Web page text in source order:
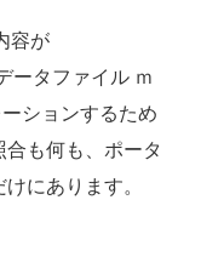
容が
ータファイル ｍ
ションするため
も何も、ポータ
にあります。